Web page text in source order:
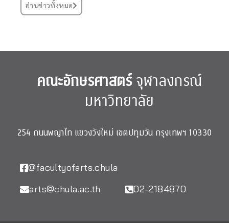
อ่านข่าวทั้งหมด
คณะอักษรศาสตร์จุฬาลงกรณ์
มหาวิทยาลัย
254 ถนนพญาไท แขวงวังใหม่ เขตปทุมวัน กรุงเทพฯ 10330
@facultyofarts.chula
arts@chula.ac.th
02-2184870